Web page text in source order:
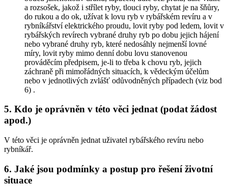
a rozsošek, jakož i střílet ryby, tlouci ryby, chytat je na šňůry,
do rukou a do ok, užívat k lovu ryb v rybářském revíru a v
rybníkářství elektrického proudu, lovit ryby pod ledem, lovit v
rybářských revírech vybrané druhy ryb po dobu jejich hájení
nebo vybrané druhy ryb, které nedosáhly nejmenší lovné
míry, lovit ryby mimo denní dobu lovu stanovenou
prováděcím předpisem, je-li to třeba k chovu ryb, jejich
záchraně při mimořádných situacích, k vědeckým účelům
nebo v jednotlivých zvlášť odůvodněných případech (viz bod
6) .
5. Kdo je oprávněn v této věci jednat (podat žádost
apod.)
V této věci je oprávněn jednat uživatel rybářského revíru nebo
rybníkář.
6. Jaké jsou podmínky a postup pro řešení životní
situace